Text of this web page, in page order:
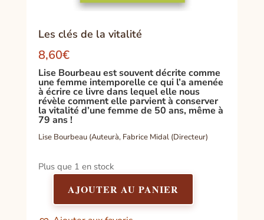
Les clés de la vitalité
8,60€
Lise Bourbeau est souvent décrite comme
une femme intemporelle ce qui l’a amenée
à écrire ce livre dans lequel elle nous
révèle comment elle parvient à conserver
la vitalité d’une femme de 50 ans, même à
79 ans !
Lise Bourbeau (Auteurà, Fabrice Midal (Directeur)
Plus que 1 en stock
quantitéAJOUTER AU PANIER